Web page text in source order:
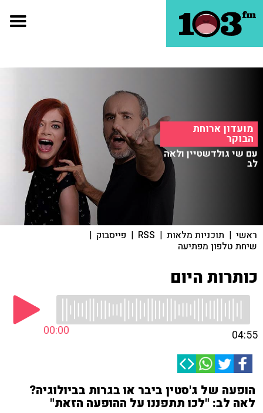
מועדון ארוחת
הבוקר
עם שי גולדשטיין ולאה
לב
ראשי | תוכניות מלאות |
RSS
| פייסבוק |
שיחת טלפון מפתיעה
כותרות היום
00:00 04:55
הופעה של ג'סטין ביבר או בגרות בביולוגיה?
לאה לב: "לכו תתפננו על ההופעה הזאת"